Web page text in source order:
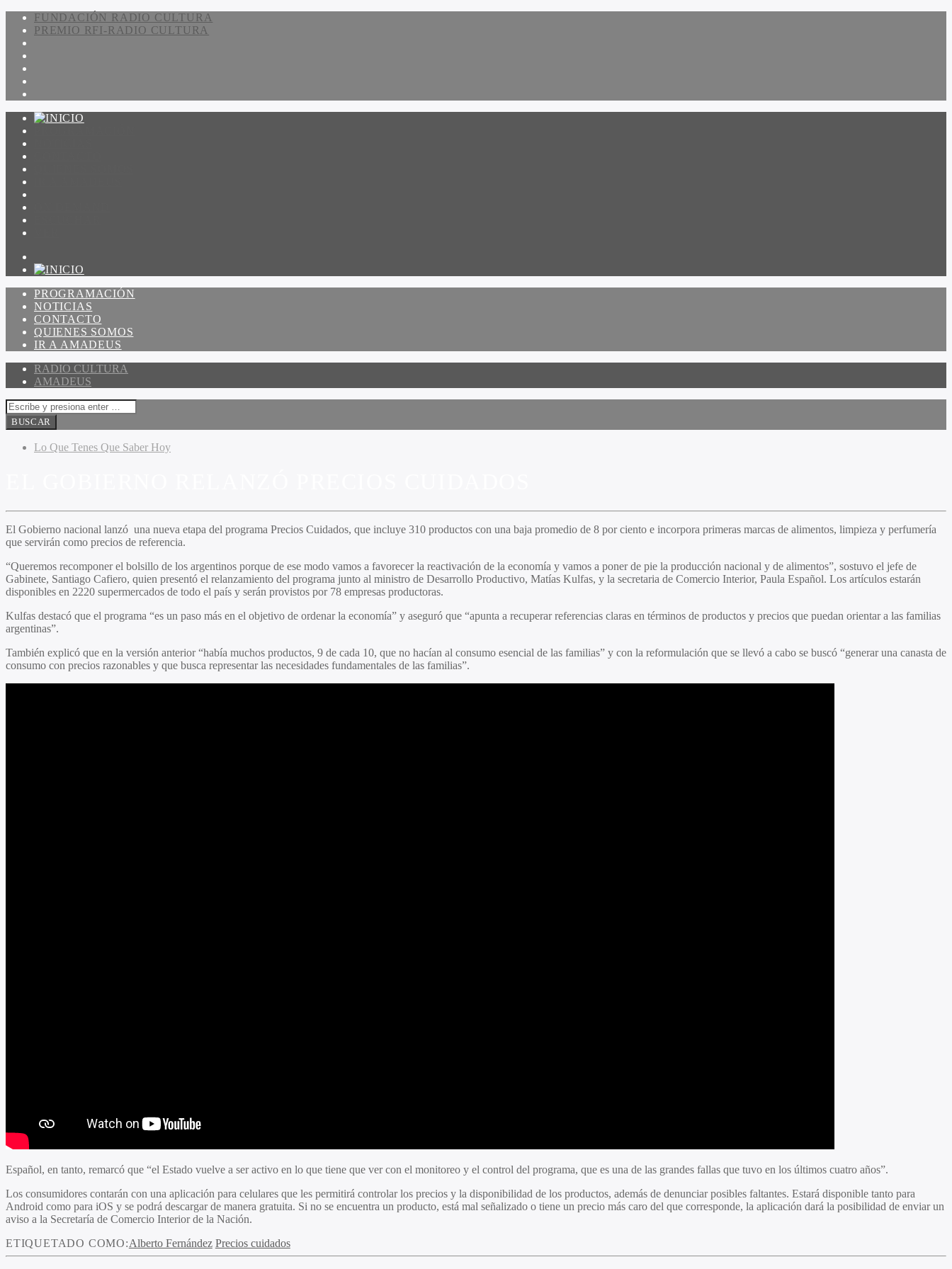
FUNDACIÓN RADIO CULTURA
PREMIO RFI-RADIO CULTURA
PROGRAMACIÓN
NOTICIAS
CONTACTO
QUIENES SOMOS
IR A AMADEUS
RADIO CULTURA
AMADEUS
Lo Que Tenes Que Saber Hoy
El Gobierno nacional lanzó una nueva etapa del programa Precios Cuidados, que incluye 310 productos con una baja promedio de 8 por ciento e incorpora primeras marcas de alimentos, limpieza y perfumería
que servirán como precios de referencia.
“Queremos recomponer el bolsillo de los argentinos porque de ese modo vamos a favorecer la reactivación de la economía y vamos a poner de pie la producción nacional y de alimentos”, sostuvo el jefe de
Gabinete, Santiago Cafiero, quien presentó el relanzamiento del programa junto al ministro de Desarrollo Productivo, Matías Kulfas, y la secretaria de Comercio Interior, Paula Español. Los artículos estarán
disponibles en 2220 supermercados de todo el país y serán provistos por 78 empresas productoras.
Kulfas destacó que el programa “es un paso más en el objetivo de ordenar la economía” y aseguró que “apunta a recuperar referencias claras en términos de productos y precios que puedan orientar a las familias
argentinas”.
También explicó que en la versión anterior “había muchos productos, 9 de cada 10, que no hacían al consumo esencial de las familias” y con la reformulación que se llevó a cabo se buscó “generar una canasta de
consumo con precios razonables y que busca representar las necesidades fundamentales de las familias”.
Español, en tanto, remarcó que “el Estado vuelve a ser activo en lo que tiene que ver con el monitoreo y el control del programa, que es una de las grandes fallas que tuvo en los últimos cuatro años”.
Los consumidores contarán con una aplicación para celulares que les permitirá controlar los precios y la disponibilidad de los productos, además de denunciar posibles faltantes. Estará disponible tanto para
Android como para iOS y se podrá descargar de manera gratuita. Si no se encuentra un producto, está mal señalizado o tiene un precio más caro del que corresponde, la aplicación dará la posibilidad de enviar un
aviso a la Secretaría de Comercio Interior de la Nación.
ETIQUETADO COMO:Alberto Fernández Precios cuidados